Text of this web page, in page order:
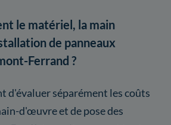
le matériel, la main
de panneaux
Ferrand ?
d'évaluer séparément les coûts
d'œuvre et de pose des